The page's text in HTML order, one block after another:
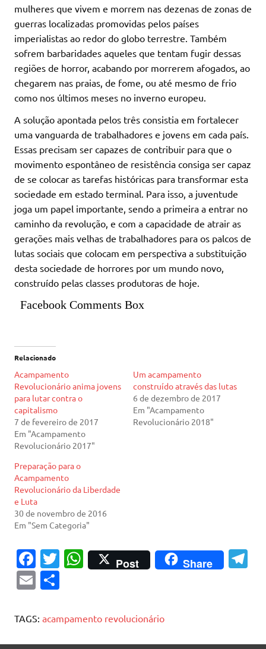
mulheres que vivem e morrem nas dezenas de zonas de
guerras localizadas promovidas pelos países
imperialistas ao redor do globo terrestre. Também
sofrem barbaridades aqueles que tentam fugir dessas
regiões de horror, acabando por morrerem afogados, ao
chegarem nas praias, de fome, ou até mesmo de frio
como nos últimos meses no inverno europeu.
A solução apontada pelos três consistia em fortalecer
uma vanguarda de trabalhadores e jovens em cada país.
Essas precisam ser capazes de contribuir para que o
movimento espontâneo de resistência consiga ser capaz
de se colocar as tarefas históricas para transformar esta
sociedade em estado terminal. Para isso, a juventude
joga um papel importante, sendo a primeira a entrar no
caminho da revolução, e com a capacidade de atrair as
gerações mais velhas de trabalhadores para os palcos de
lutas sociais que colocam em perspectiva a substituição
desta sociedade de horrores por um mundo novo,
construído pelas classes produtoras de hoje.
Facebook Comments Box
Relacionado
Acampamento
Revolucionário anima jovens
para lutar contra o
capitalismo
7 de fevereiro de 2017
Em "Acampamento
Revolucionário 2017"
Um acampamento
construído através das lutas
6 de dezembro de 2017
Em "Acampamento
Revolucionário 2018"
Preparação para o
Acampamento
Revolucionário da Liberdade
e Luta
30 de novembro de 2016
Em "Sem Categoria"
Fa
c
e
b
T
te
W
h
s
Post Share
E
ai ar
TAGS: acampamento revolucionário